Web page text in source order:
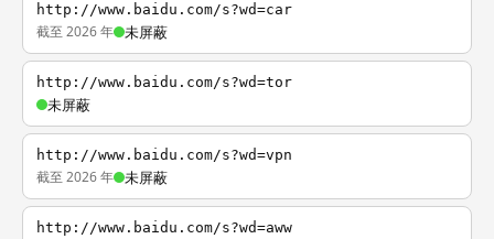
http://www.baidu.com/s?wd=car
截至 2026 年 未屏蔽
http://www.baidu.com/s?wd=tor
未屏蔽
http://www.baidu.com/s?wd=vpn
截至 2026 年 未屏蔽
http://www.baidu.com/s?wd=aww